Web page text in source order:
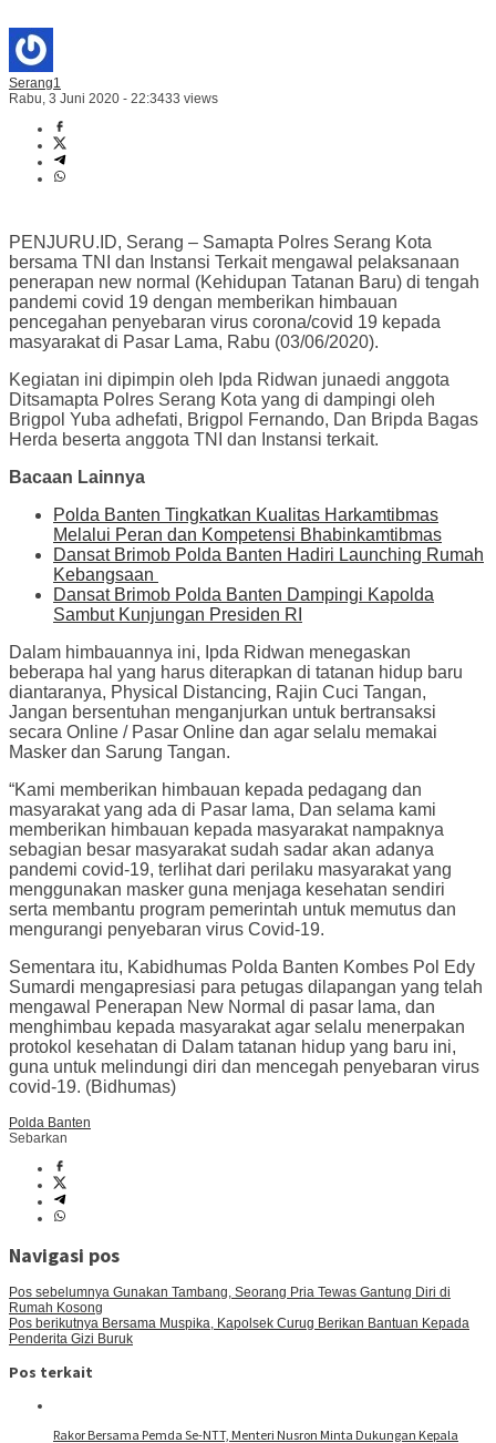
Serang1
Rabu, 3 Juni 2020 - 22:3433 views
PENJURU.ID, Serang – Samapta Polres Serang Kota
bersama TNI dan Instansi Terkait mengawal pelaksanaan
penerapan new normal (Kehidupan Tatanan Baru) di tengah
pandemi covid 19 dengan memberikan himbauan
pencegahan penyebaran virus corona/covid 19 kepada
masyarakat di Pasar Lama, Rabu (03/06/2020).
Kegiatan ini dipimpin oleh Ipda Ridwan junaedi anggota
Ditsamapta Polres Serang Kota yang di dampingi oleh
Brigpol Yuba adhefati, Brigpol Fernando, Dan Bripda Bagas
Herda beserta anggota TNI dan Instansi terkait.
Bacaan Lainnya
Polda Banten Tingkatkan Kualitas Harkamtibmas
Melalui Peran dan Kompetensi Bhabinkamtibmas
Dansat Brimob Polda Banten Hadiri Launching Rumah
Kebangsaan
Dansat Brimob Polda Banten Dampingi Kapolda
Sambut Kunjungan Presiden RI
Dalam himbauannya ini, Ipda Ridwan menegaskan
beberapa hal yang harus diterapkan di tatanan hidup baru
diantaranya, Physical Distancing, Rajin Cuci Tangan,
Jangan bersentuhan menganjurkan untuk bertransaksi
secara Online / Pasar Online dan agar selalu memakai
Masker dan Sarung Tangan.
“Kami memberikan himbauan kepada pedagang dan
masyarakat yang ada di Pasar lama, Dan selama kami
memberikan himbauan kepada masyarakat nampaknya
sebagian besar masyarakat sudah sadar akan adanya
pandemi covid-19, terlihat dari perilaku masyarakat yang
menggunakan masker guna menjaga kesehatan sendiri
serta membantu program pemerintah untuk memutus dan
mengurangi penyebaran virus Covid-19.
Sementara itu, Kabidhumas Polda Banten Kombes Pol Edy
Sumardi mengapresiasi para petugas dilapangan yang telah
mengawal Penerapan New Normal di pasar lama, dan
menghimbau kepada masyarakat agar selalu menerpakan
protokol kesehatan di Dalam tatanan hidup yang baru ini,
guna untuk melindungi diri dan mencegah penyebaran virus
covid-19. (Bidhumas)
Polda Banten
Sebarkan
Navigasi pos
Pos sebelumnya Gunakan Tambang, Seorang Pria Tewas Gantung Diri di
Rumah Kosong
Pos berikutnya Bersama Muspika, Kapolsek Curug Berikan Bantuan Kepada
Penderita Gizi Buruk
Pos terkait
Rakor Bersama Pemda Se-NTT, Menteri Nusron Minta Dukungan Kepala